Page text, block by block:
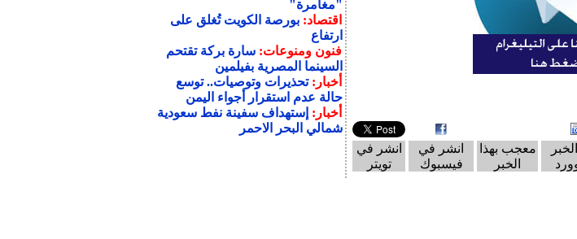
معجب بهذا
الخبر
انشر في
فيسبوك
انشر في
تويتر
"مغامرة"
اقتصاد:بورصة الكويت تُغلق على
ارتفاع
فنون ومنوعات:سارة بركة تقتحم
السينما المصرية بفيلمين
أخبار:تحذيرات وتوصيات.. توسع
حالة عدم استقرار أجواء اليمن
أخبار: إستهداف سفينة نفط سعودية
شمالي البحر الاحمر